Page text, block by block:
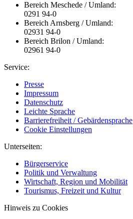
Bereich Meschede / Umland:
0291 94-0
Bereich Arnsberg / Umland:
02931 94-0
Bereich Brilon / Umland:
02961 94-0
Service:
Presse
Impressum
Datenschutz
Leichte Sprache
Barrierefreiheit / Gebärdensprache
Cookie Einstellungen
Unterseiten:
Bürgerservice
Politik und Verwaltung
Wirtschaft, Region und Mobilität
Tourismus, Freizeit und Kultur
Hinweis zu Cookies